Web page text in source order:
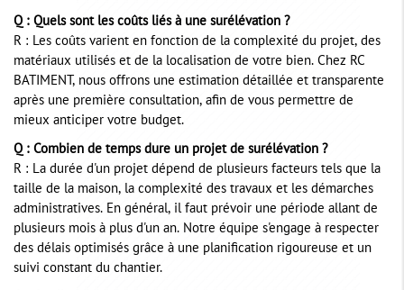
Q : Quels sont les coûts liés à une surélévation ?
R : Les coûts varient en fonction de la complexité du projet, des
matériaux utilisés et de la localisation de votre bien. Chez RC
BATIMENT, nous offrons une estimation détaillée et transparente
après une première consultation, afin de vous permettre de
mieux anticiper votre budget.
Q : Combien de temps dure un projet de surélévation ?
R : La durée d'un projet dépend de plusieurs facteurs tels que la
taille de la maison, la complexité des travaux et les démarches
administratives. En général, il faut prévoir une période allant de
plusieurs mois à plus d'un an. Notre équipe s'engage à respecter
des délais optimisés grâce à une planification rigoureuse et un
suivi constant du chantier.